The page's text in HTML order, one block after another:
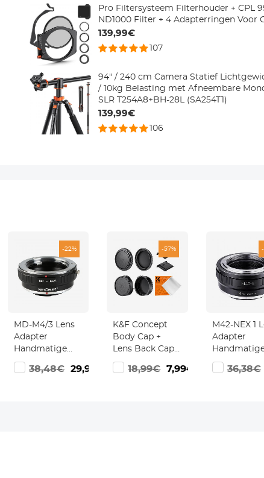
Pro Filtersysteem Filterhouder + CPL
ND1000 Filter + 4 Adapterringen Voor
139,99€
107
94" / 240 cm Camera Statief
/ 10kg Belasting met Afneembare
SLR T254A8+BH-28L (SA254T1)
139,99€
106
-22%
MD-M4/3 Lens
Adapter
Handmatige
Focus
Compatibele
38,48€ 29,99€
-57%
K&F Concept
Body Cap +
Lens Back Cap +
Hot Shoe Cap +
Schoonmaakdoekje
18,99€ 7,99€
M42-NEX 1
Adapter
Focus
Compatibele
36,38€